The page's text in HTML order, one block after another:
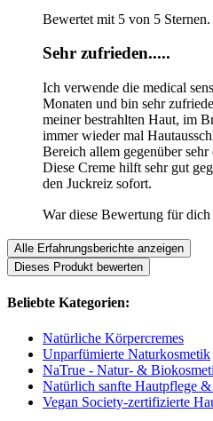
Bewertet mit 5 von 5 Sternen.
Sehr zufrieden.....
Ich verwende die medical
Monaten und bin sehr
meiner bestrahlten Haut, im
immer wieder mal
Bereich allem gegenüber
Diese Creme hilft sehr gut
den Juckreiz sofort.
War diese Bewertung für
Alle Erfahrungsberichte anzeigen
Dieses Produkt bewerten
Beliebte Kategorien:
Natürliche Körpercremes
Unparfümierte Naturkosmetik
NaTrue - Natur- &
Natürlich sanfte Hautpflege
Vegan Society-zertifizierte